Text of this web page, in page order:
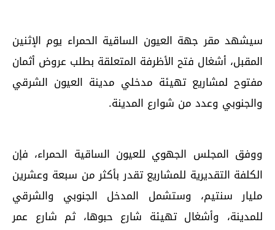
سيشهد مقر جهة العيون الساقية الحمراء يوم الإثنين
المقبل، أشغال فتح الأظرفة المتعلقة بطلب عروض أثمان
مفتوح لمشاريع تهيئة مدخلي مدينة العيون الشرقي
والجنوبي وعدد من شوارع المدينة.
ووفق المجلس الجهوي للعيون الساقية الحمراء، فإن
الكلفة التقديرية للمشاريع تقدر بأكثر من سبعة وعشرين
مليار سنتيم، وستشمل المدخل الجنوبي والشرقي
للمدينة، وأشغال تهيئة شارع حبوها، ثم شارع عمر